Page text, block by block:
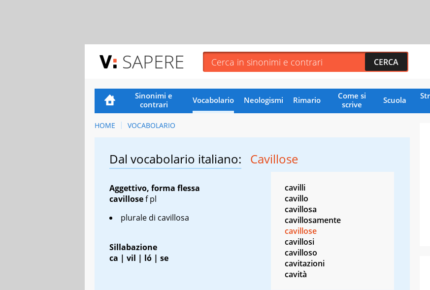
SAPERE
Sinonimi e
contrari
Vocabolario Neologismi Rimario
Come si
scrive
Scuola
HOME VOCABOLARIO
Dal vocabolario italiano: Cavillose
Aggettivo, forma flessa
cavillosef pl
plurale di cavillosa
Sillabazione
ca | vil | ló | se
cavilli
cavillo
cavillosa
cavillosamente
cavillose
cavillosi
cavilloso
cavitazioni
cavità